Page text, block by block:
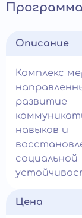
Описание
Комплекс
развитие
навыков и
социальной
Цена